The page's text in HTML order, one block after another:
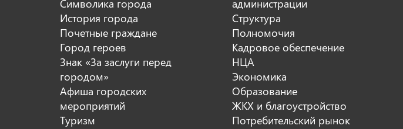
Символика города
История города
Почетные граждане
Город героев
Знак «За заслуги перед
городом»
Афиша городских
мероприятий
Туризм
администрации
Структура
Полномочия
Кадровое обеспечение
НЦА
Экономика
Образование
ЖКХ и благоустройство
Потребительский рынок